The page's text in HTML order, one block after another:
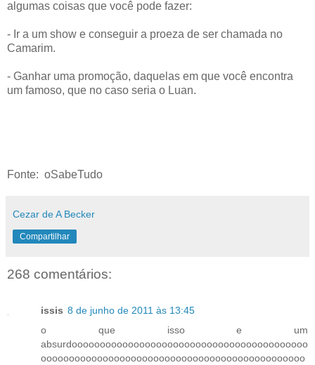
algumas coisas que você pode fazer:
- Ir a um show e conseguir a proeza de ser chamada no
Camarim.
- Ganhar uma promoção, daquelas em que você encontra
um famoso, que no caso seria o Luan.
Fonte: oSabeTudo
Cezar de A Becker
Compartilhar
268 comentários:
issis 8 de junho de 2011 às 13:45
o que isso e um
absurdoooooooooooooooooooooooooooooooooooooooooo
ooooooooooooooooooooooooooooooooooooooooooooooo